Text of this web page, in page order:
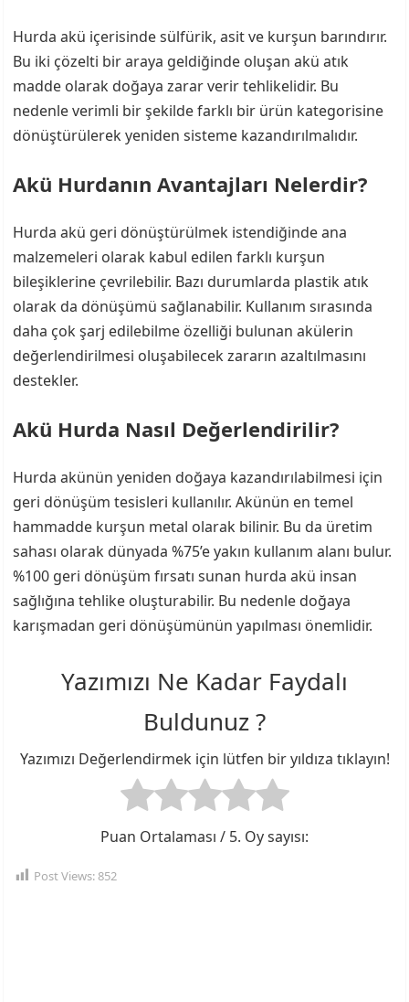
Hurda akü içerisinde sülfürik, asit ve kurşun barındırır.
Bu iki çözelti bir araya geldiğinde oluşan akü atık
madde olarak doğaya zarar verir tehlikelidir. Bu
nedenle verimli bir şekilde farklı bir ürün kategorisine
dönüştürülerek yeniden sisteme kazandırılmalıdır.
Akü Hurdanın Avantajları Nelerdir?
Hurda akü geri dönüştürülmek istendiğinde ana
malzemeleri olarak kabul edilen farklı kurşun
bileşiklerine çevrilebilir. Bazı durumlarda plastik atık
olarak da dönüşümü sağlanabilir. Kullanım sırasında
daha çok şarj edilebilme özelliği bulunan akülerin
değerlendirilmesi oluşabilecek zararın azaltılmasını
destekler.
Akü Hurda Nasıl Değerlendirilir?
Hurda akünün yeniden doğaya kazandırılabilmesi için
geri dönüşüm tesisleri kullanılır. Akünün en temel
hammadde kurşun metal olarak bilinir. Bu da üretim
sahası olarak dünyada %75’e yakın kullanım alanı bulur.
%100 geri dönüşüm fırsatı sunan hurda akü insan
sağlığına tehlike oluşturabilir. Bu nedenle doğaya
karışmadan geri dönüşümünün yapılması önemlidir.
Yazımızı Ne Kadar Faydalı
Buldunuz ?
Yazımızı Değerlendirmek için lütfen bir yıldıza tıklayın!
Puan Ortalaması / 5. Oy sayısı:
Post Views:852